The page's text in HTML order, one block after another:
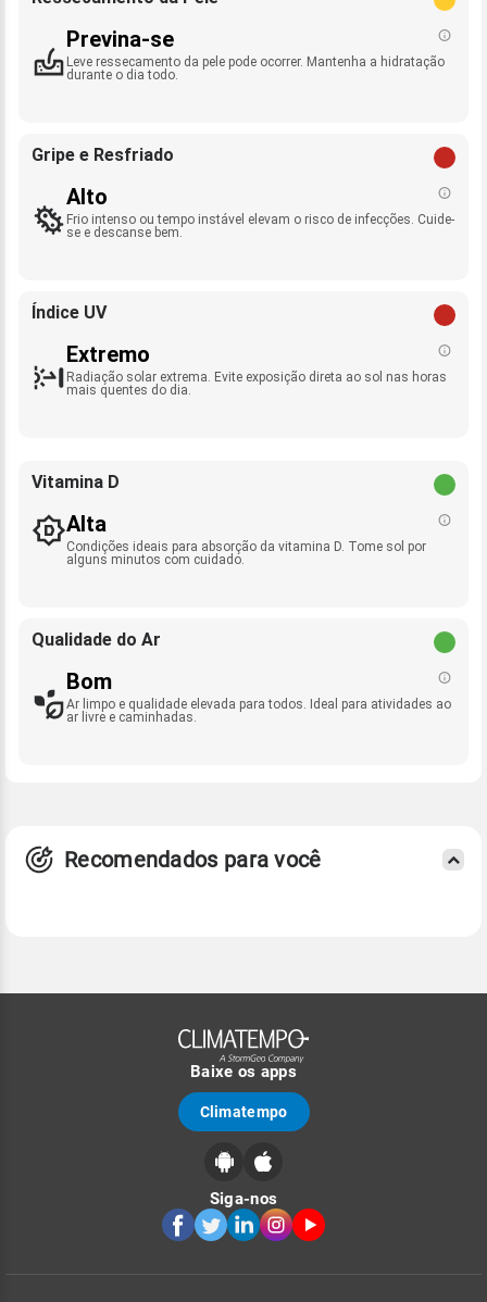
Previna-se
Leve ressecamento da pele pode ocorrer. Mantenha a hidratação
durante o dia todo.
Gripe e Resfriado
Alto
Frio intenso ou tempo instável elevam o risco de infecções. Cuide-
se e descanse bem.
Índice UV
Extremo
Radiação solar extrema. Evite exposição direta ao sol nas horas
mais quentes do dia.
Vitamina D
Alta
Condições ideais para absorção da vitamina D. Tome sol por
alguns minutos com cuidado.
Qualidade do Ar
Bom
Ar limpo e qualidade elevada para todos. Ideal para atividades ao
ar livre e caminhadas.
Recomendados para você
Baixe os apps
Climatempo
Siga-nos